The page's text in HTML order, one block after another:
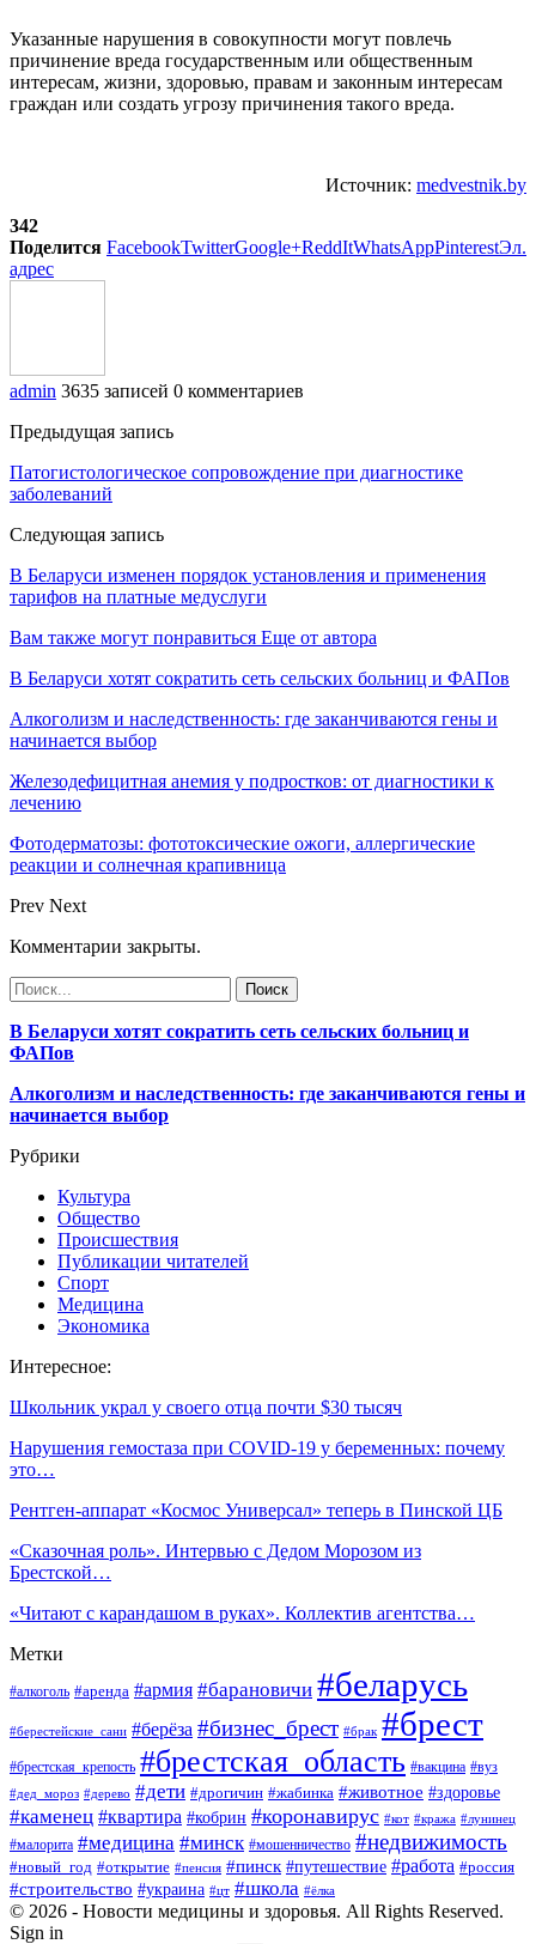
Указанные нарушения в совокупности могут повлечь
причинение вреда государственным или общественным
интересам, жизни, здоровью, правам и законным интересам
граждан или создать угрозу причинения такого вреда.
Источник: medvestnik.by
342
Поделится FacebookTwitterGoogle+ReddItWhatsAppPinterestЭл.
адрес
admin 3635 записей 0 комментариев
Предыдущая запись
Патогистологическое сопровождение при диагностике
заболеваний
Следующая запись
В Беларуси изменен порядок установления и применения
тарифов на платные медуслуги
Вам также могут понравиться Еще от автора
В Беларуси хотят сократить сеть сельских больниц и ФАПов
Алкоголизм и наследственность: где заканчиваются гены и
начинается выбор
Железодефицитная анемия у подростков: от диагностики к
лечению
Фотодерматозы: фототоксические ожоги, аллергические
реакции и солнечная крапивница
Prev Next
Комментарии закрыты.
В Беларуси хотят сократить сеть сельских больниц и
ФАПов
Алкоголизм и наследственность: где заканчиваются гены и
начинается выбор
Рубрики
Культура
Общество
Происшествия
Публикации читателей
Спорт
Медицина
Экономика
Интересное:
Школьник украл у своего отца почти $30 тысяч
Нарушения гемостаза при COVID-19 у беременных: почему
это…
Рентген-аппарат «Космос Универсал» теперь в Пинской ЦБ
«Сказочная роль». Интервью с Дедом Морозом из
Брестской…
«Читают с карандашом в руках». Коллектив агентства…
Метки
#алкоголь #аренда #армия #барановичи #беларусь
#берестейские_сани #берёза #бизнес_брест #брак #брест
#брестская_крепость #брестская_область #вакцина #вуз
#дед_мороз #дерево #дети #дрогичин #жабинка #животное #здоровье
#каменец #квартира #кобрин #коронавирус #кот #кража #лунинец
#малорита #медицина #минск #мошенничество #недвижимость
#новый_год #открытие #пенсия #пинск #путешествие #работа #россия
#строительство #украина #цт #школа #ёлка
© 2026 - Новости медицины и здоровья. All Rights Reserved.
Sign in